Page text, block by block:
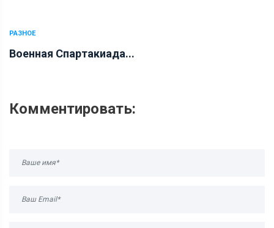
РАЗНОЕ
Военная Спартакиада...
Комментировать: